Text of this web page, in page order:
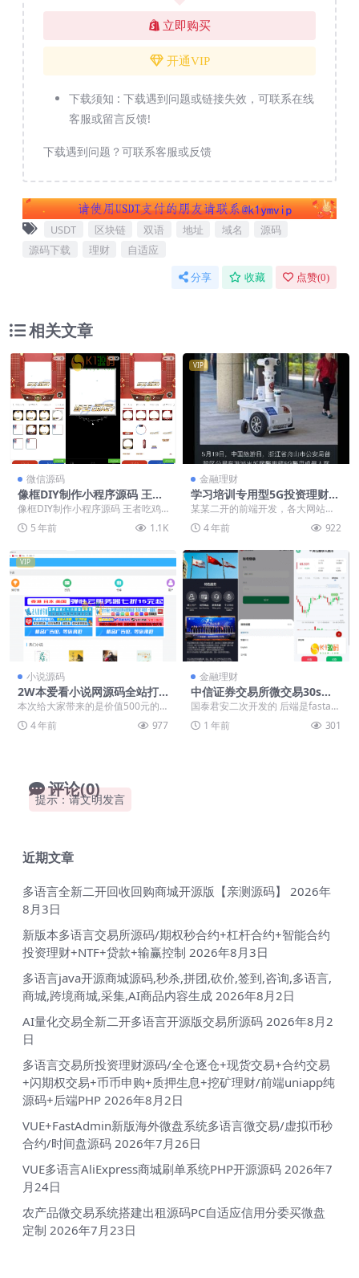
立即购买
开通VIP
下载须知 : 下载遇到问题或链接失效，可联系在线
客服或留言反馈!
下载遇到问题？可联系客服或反馈
USDT 区块链 双语 地址 域名
源码
源码下载
理财 自适应
分享 收藏 点赞(0)
相关文章
微信源码
像框DIY制作小程序源码 王者
吃鸡等气泡头像框在线生成源
码
像框DIY制作小程序源码 王者吃鸡
等气泡头像框在线生成源码 这是一
款头像框DIY...
5 年前 1.1K
VIP
金融理财
学习培训专用型5G投资理财产
品H5网站源码带独家代理二开
前端开发
某某二开的前端开发，各大网站沒
有一样的，物品如图所示，還是好
显级别的，比商品流通...
4 年前 922
VIP
小说源码
2W本爱看小说网源码全站打
包源码免费下载
本次给大家带来的是价值500元的
狂雨小说二开版 上传源码解压后 /c
onfig/...
4 年前 977
金融理财
中信证券交易所微交易30s秒
合约贵金属期货外汇微盘源码
【海外uniapp多语言微盘源
码】
国泰君安二次开发的 后端是fastad
min框架开发，前端uniapp 系统前
端...1 年前 301
评论(0)
提示：请文明发言
近期文章
多语言全新二开回收回购商城开源版【亲测源码】
2026年
8月3日
新版本多语言交易所源码/期权秒合约+杠杆合约+智能合约
投资理财+NTF+贷款+输赢控制 2026年8月3日
多语言java开源商城源码,秒杀,拼团,砍价,签到,咨询,多语言,
商城,跨境商城,采集,AI商品内容生成 2026年8月2日
AI量化交易全新二开多语言开源版交易所源码 2026年8月2
日
多语言交易所投资理财源码/全仓逐仓+现货交易+合约交易
+闪期权交易+币币申购+质押生息+挖矿理财/前端uniapp纯
源码+后端PHP 2026年8月2日
VUE+FastAdmin新版海外微盘系统多语言微交易/虚拟币秒
合约/时间盘源码 2026年7月26日
VUE多语言AliExpress商城刷单系统PHP开源源码 2026年7
月24日
农产品微交易系统搭建出租源码PC自适应信用分委买微盘
定制 2026年7月23日